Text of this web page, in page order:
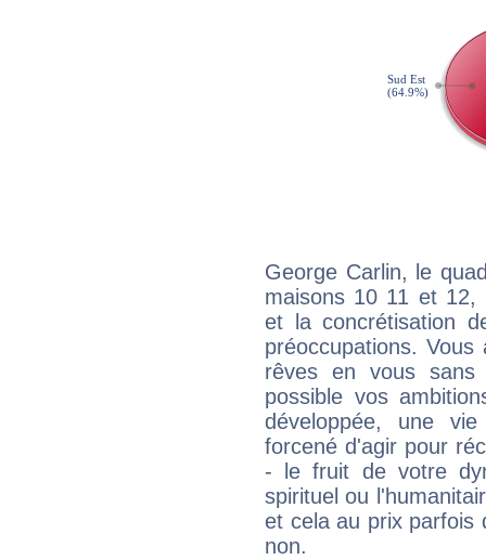
George Carlin, le
maisons 10 11 et 12,
et la concrétisation
préoccupations.
rêves en vous sans
possible vos
développée, une
forcené d'agir pour
- le fruit de votre
spirituel ou
et cela au prix parfois
non.